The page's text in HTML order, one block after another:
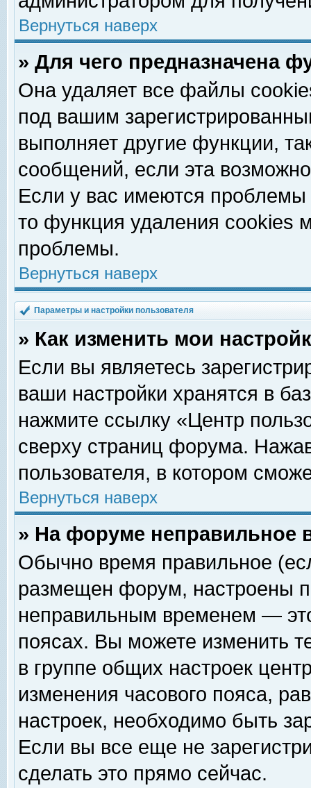
Вернуться наверх
» Для чего предназначена
Она удаляет все файлы
под вашим
выполняет другие функции,
сообщений, если эта
Если у вас имеются
то функция удаления cookies
проблемы.
Вернуться наверх
Параметры и настройки пользователя
» Как изменить мои
Если вы являетесь
ваши настройки хранятся в
нажмите ссылку «Центр
сверху страниц форума.
пользователя, в котором
Вернуться наверх
» На форуме неправильное
Обычно время правильное
размещен форум, настроены
неправильным временем —
поясах. Вы можете изменить
в группе общих настроек
изменения часового пояса,
настроек, необходимо быть
Если вы все еще не
сделать это прямо сейчас.